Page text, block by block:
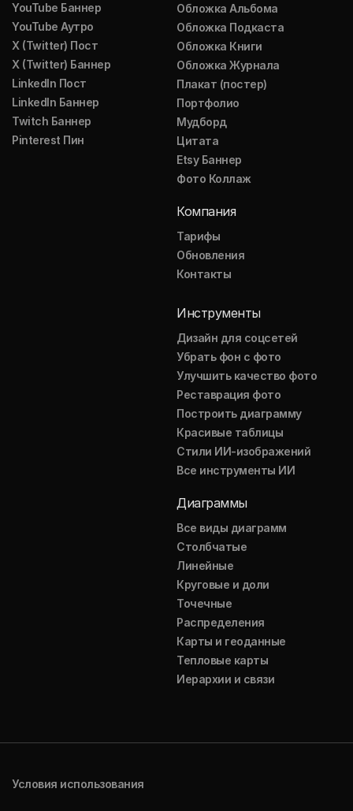
YouTube Баннер
YouTube Аутро
X (Twitter) Пост
X (Twitter) Баннер
LinkedIn Пост
LinkedIn Баннер
Twitch Баннер
Pinterest Пин
Обложка Альбома
Обложка Подкаста
Обложка Книги
Обложка Журнала
Плакат (постер)
Портфолио
Мудборд
Цитата
Etsy Баннер
Фото Коллаж
Компания
Тарифы
Обновления
Контакты
Инструменты
Дизайн для соцсетей
Убрать фон с фото
Улучшить качество фото
Реставрация фото
Построить диаграмму
Красивые таблицы
Стили ИИ-изображений
Все инструменты ИИ
Диаграммы
Все виды диаграмм
Столбчатые
Линейные
Круговые и доли
Точечные
Распределения
Карты и геоданные
Тепловые карты
Иерархии и связи
Условия использования